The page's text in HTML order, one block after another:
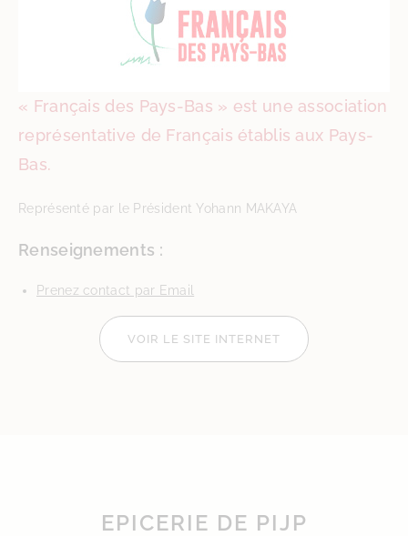
« Français des Pays-Bas » est une association
représentative de Français établis aux Pays-
Bas.
Représenté par le Président Yohann MAKAYA
Renseignements :
Prenez contact par Email
VOIR LE SITE INTERNET
EPICERIE DE PIJP